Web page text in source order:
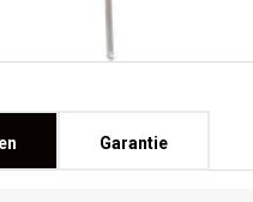
Garantie